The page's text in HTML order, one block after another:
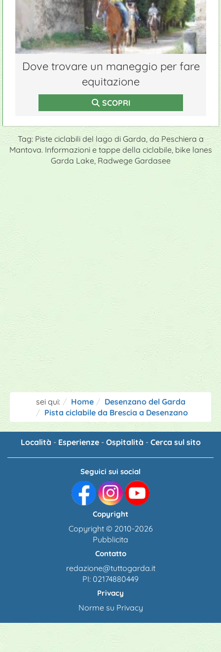
Dove trovare un maneggio per fare
equitazione
SCOPRI
Tag: Piste ciclabili del lago di Garda, da Peschiera a
Mantova. Informazioni e tappe della ciclabile, bike lanes
Garda Lake, Radwege Gardasee
sei qui: Home
Desenzano del Garda
Pista ciclabile da Brescia a Desenzano
Località - Esperienze- Ospitalità - Cerca sul sito
Seguici sui social
Copyright
Copyright © 2010-2026
Pubblicita
Contatto
redazione@tuttogarda.it
PI: 02174880449
Privacy
Norme su Privacy